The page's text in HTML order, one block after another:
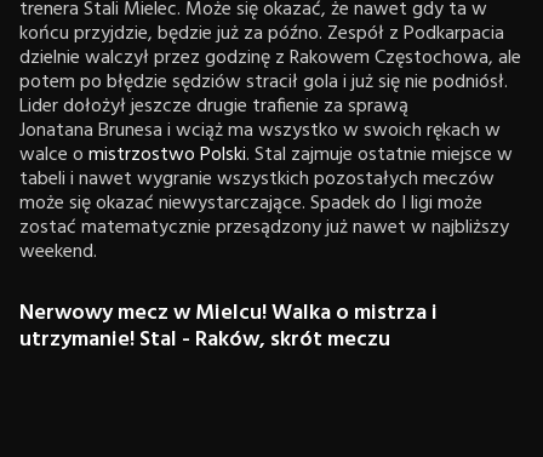
trenera Stali Mielec. Może się okazać, że nawet gdy ta w
końcu przyjdzie, będzie już za późno. Zespół z Podkarpacia
dzielnie walczył przez godzinę z Rakowem Częstochowa, ale
potem po błędzie sędziów stracił gola i już się nie podniósł.
Lider dołożył jeszcze drugie trafienie za sprawą
Jonatana Brunesa i wciąż ma wszystko w swoich rękach w
walce omistrzostwo Polski. Stal zajmuje ostatnie miejsce w
tabeli i nawet wygranie wszystkich pozostałych meczów
może się okazać niewystarczające. Spadek do I ligi może
zostać matematycznie przesądzony już nawet w najbliższy
weekend.
Nerwowy mecz w Mielcu! Walka o mistrza i
utrzymanie! Stal - Raków, skrót meczu